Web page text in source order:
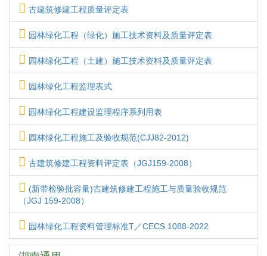
古建筑修建工程质量评定表
园林绿化工程（绿化）施工技术资料及质量评定表
园林绿化工程（土建）施工技术资料及质量评定表
园林绿化工程监理表式
园林绿化工程建设监理程序系列用表
园林绿化工程施工及验收规范(CJJ82-2012)
古建筑修建工程资料评定表（JGJ159-2008）
(新带检验批容量)古建筑修建工程施工与质量验收规范
（JGJ 159-2008）
园林绿化工程资料管理标准T／CECS 1088-2022